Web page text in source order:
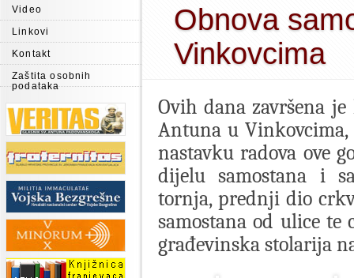
Video
Linkovi
Kontakt
Zaštita osobnih
podataka
Obnova
Vinkovcima
Ovih dana završena
Antuna u Vinkovcima,
nastavku radova ove
dijelu samostana i
tornja, prednji dio
samostana od ulice te
građevinska stolarija